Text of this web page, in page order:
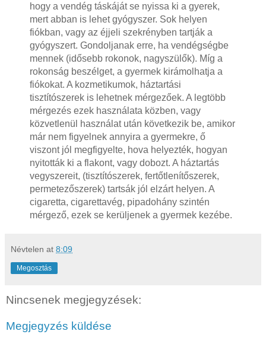
hogy a vendég táskáját se nyissa ki a gyerek,
mert abban is lehet gyógyszer. Sok helyen
fiókban, vagy az éjjeli szekrényben tartják a
gyógyszert. Gondoljanak erre, ha vendégségbe
mennek (idősebb rokonok, nagyszülők). Míg a
rokonság beszélget, a gyermek kirámolhatja a
fiókokat. A kozmetikumok, háztartási
tisztítószerek is lehetnek mérgezőek. A legtöbb
mérgezés ezek használata közben, vagy
közvetlenül használat után következik be, amikor
már nem figyelnek annyira a gyermekre, ő
viszont jól megfigyelte, hova helyezték, hogyan
nyitották ki a flakont, vagy dobozt. A háztartás
vegyszereit, (tisztítószerek, fertőtlenítőszerek,
permetezőszerek) tartsák jól elzárt helyen. A
cigaretta, cigarettavég, pipadohány szintén
mérgező, ezek se kerüljenek a gyermek kezébe.
Névtelen at 8:09
Megosztás
Nincsenek megjegyzések:
Megjegyzés küldése